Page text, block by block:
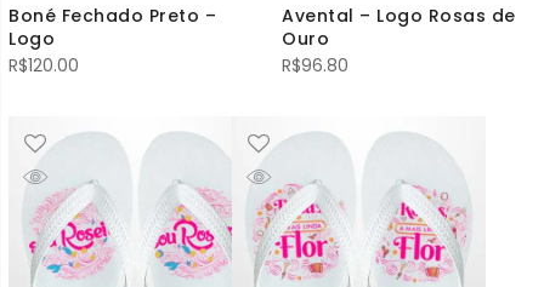
Boné Fechado Preto –
Logo
R$120.00
Avental – Logo Rosas de
Ouro
R$96.80